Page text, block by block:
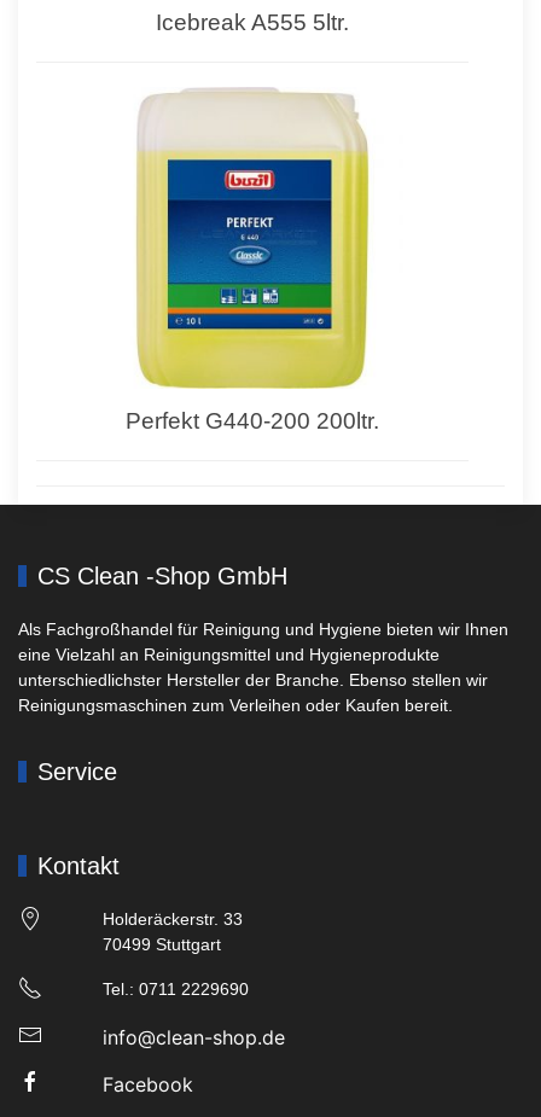
Icebreak A555 5ltr.
Perfekt G440-200 200ltr.
CS Clean -Shop GmbH
Als Fachgroßhandel für Reinigung und Hygiene bieten wir Ihnen
eine Vielzahl an Reinigungsmittel und Hygieneprodukte
unterschiedlichster Hersteller der Branche. Ebenso stellen wir
Reinigungsmaschinen zum Verleihen oder Kaufen bereit.
Service
Kontakt
Holderäckerstr. 33
70499 Stuttgart
Tel.: 0711 2229690
info@clean-shop.de
Facebook